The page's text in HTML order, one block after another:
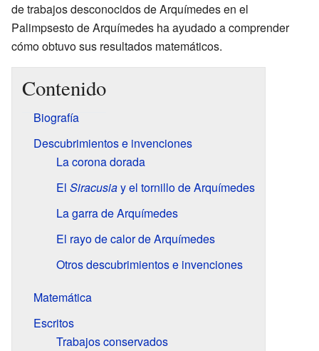
de trabajos desconocidos de Arquímedes en el
Palimpsesto de Arquímedes ha ayudado a comprender
cómo obtuvo sus resultados matemáticos.
Contenido
Biografía
Descubrimientos e invenciones
La corona dorada
El Siracusiay el tornillo de Arquímedes
La garra de Arquímedes
El rayo de calor de Arquímedes
Otros descubrimientos e invenciones
Matemática
Escritos
Trabajos conservados